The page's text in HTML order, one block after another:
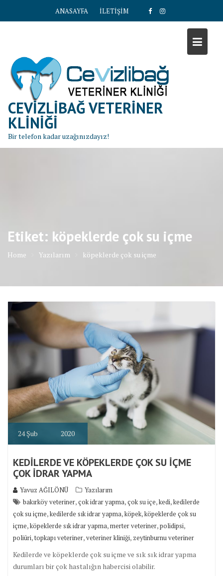
t
ANASAYFA İLETİŞİM
CEVIZLIBAĞ VETERINER
KLINIĞI
Bir telefon kadar uzağınızdayız!
Etiket: köpeklerde çok su içme
Home Yazılarım köpeklerde çok su içme
24Şub 2020
KEDİLERDE VE KÖPEKLERDE ÇOK SU İÇME
ÇOK İDRAR YAPMA
Yavuz AĞILÖNÜ
Yazılarım
bakırköy veteriner,çok idrar yapma,çok su içe,kedi,kedilerde
çok su içme,kedilerde sık idrar yapma,köpek,köpeklerde çok su
içme,köpeklerde sık idrar yapma,merter veteriner,polidipsi,
poliüri,topkapı veteriner,veteriner kliniği, zeytinburnu veteriner
Kedilerde ve köpeklerde çok su içme ve sık sık idrar yapma
durumları bir çok hastalığın habercisi olabilir.